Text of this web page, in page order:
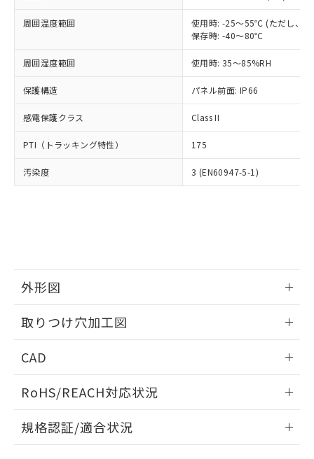
周囲温度範囲
使用時: -25～55℃ (ただし、氷
保存時: -40～80℃
周囲湿度範囲 使用時: 35～85%RH
保護構造 パネル前面: IP66
感電保護クラス Class II
PTI（トラッキング特性） 175
汚染度 3 (EN60947-5-1)
外形図
取りつけ穴加工図
CAD
ドすることができます。
ログイン/会員登録
RoHS/REACH対応状況
EU RoHS 注意事項・凡例
規格認証/適合状況
ビス）をご利用いただくには、I-Web
メンバーズにご登録されている必要が
お客様が当ウェブサイト上で当社にご
登録された部品リストについて、当社
および当社の共同利用者が、当社の製
品・サービスに関するお客様との取
引・商談に必要な範囲で利用すること
をご了承ください。
の共同利用に関して"
の「1.共同利
用者の範囲」に記載されている法人を
※3 非含有証明書ダウンロード
下記の非含有証明書をダウンロードするこ
EU RoHS指令（10物質）の非含有証明書
51物質の非含有証明書（当社基準）
※本証明書は発行日時点で非含有を証明す
るもので、過去に遡って非含有を証明する
ものではありません。
り、2022年1月12日より割愛しておりま
す。
及ぼさない年数を意味します。
「－」：未確認です。当社販売部門へお問
キャンセル
情報を公開していない機種